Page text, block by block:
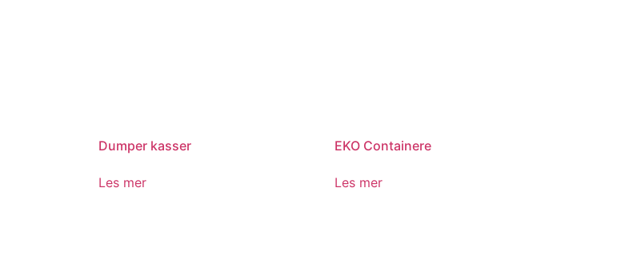
Dumper kasser
Les mer
EKO Containere
Les mer